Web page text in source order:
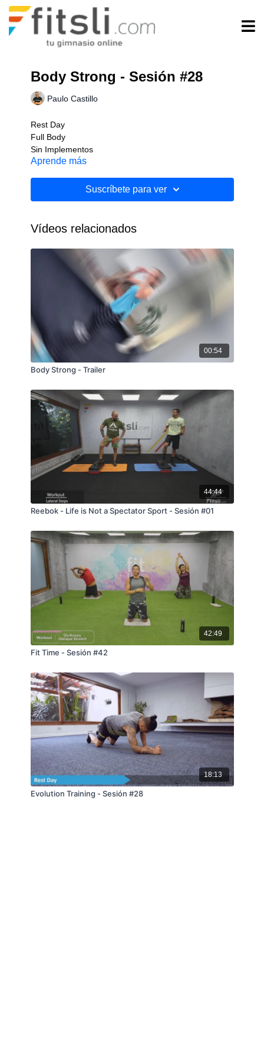
Body Strong - Sesión #28
Paulo Castillo
Rest Day
Full Body
Sin Implementos
Nivel: Inicial
Aprende más
Suscríbete para ver
Vídeos relacionados
00:54
Body Strong - Trailer
44:44
Reebok - Life is Not a Spectator Sport - Sesión #01
42:49
Fit Time - Sesión #42
18:13
Evolution Training - Sesión #28